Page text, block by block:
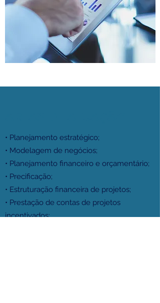
• Planejamento estratégico;
• Modelagem de negócios;
• Planejamento financeiro e orçamentário;
• Precificação;
• Estruturação financeira de projetos;
• Prestação de contas de projetos
incentivados;